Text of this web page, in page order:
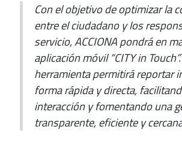
Con el objetivo de optimizar la
entre el ciudadano y los
servicio, ACCIONA pondrá en
aplicación móvil “CITY in
herramienta permitirá reportar
forma rápida y directa,
interacción y fomentando una
transparente, eficiente y